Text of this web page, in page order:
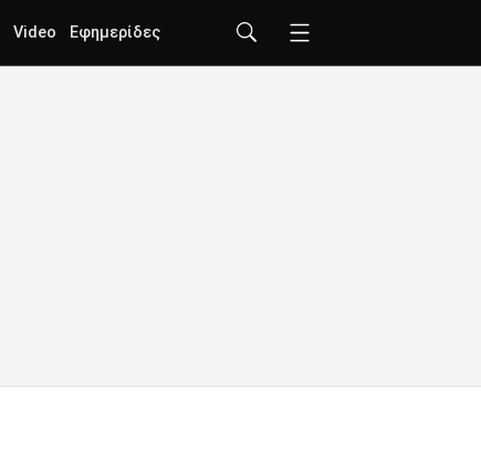
Video Εφημερίδες